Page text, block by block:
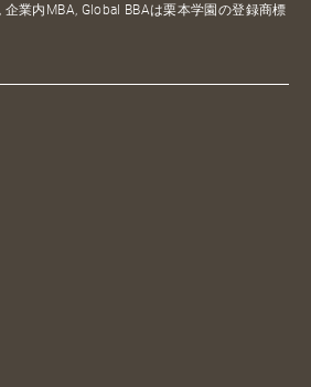
業内MBA, Global BBAは栗本学園の登録商標